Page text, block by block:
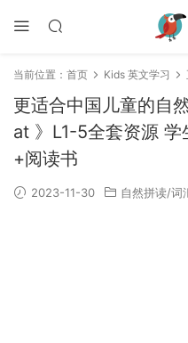
当前位置： 首页 Kids 英文学习
更适合中国儿童的自
at 》L1-5全套资源
+阅读书
2023-11-30 自然拼读/词